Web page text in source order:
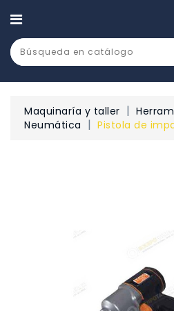
CATEGORÍA
Maquinaría y taller
Neumática
Pistola de